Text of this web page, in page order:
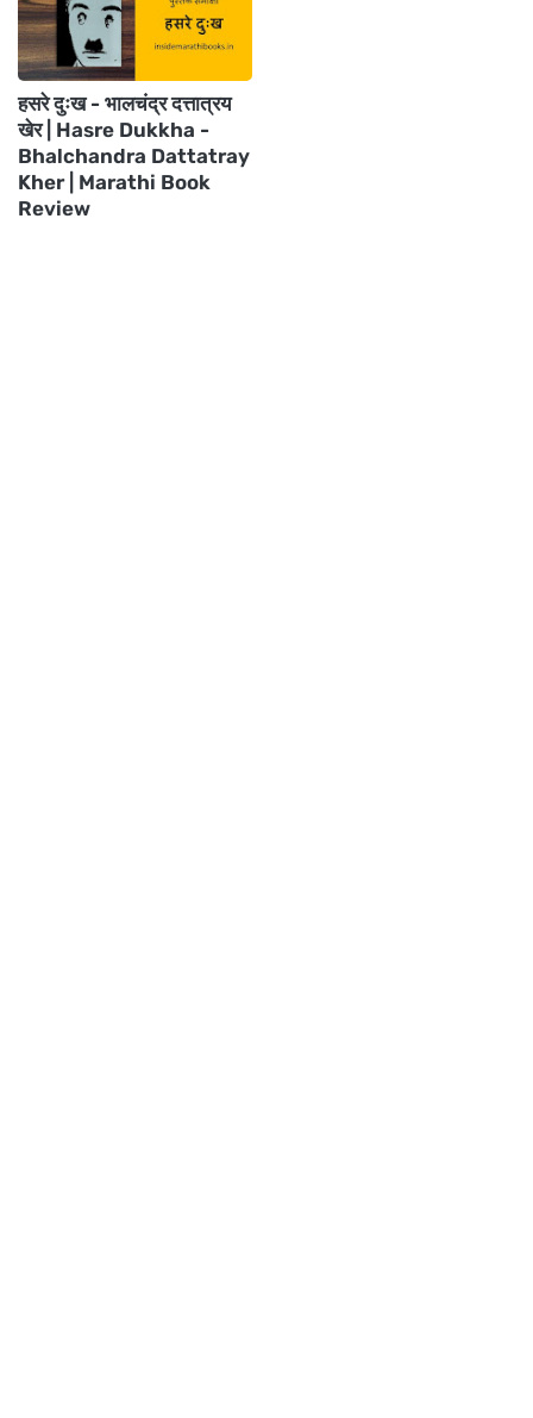
हसरे दुःख - भालचंद्र दत्तात्रय
खेर | Hasre Dukkha -
Bhalchandra Dattatray
Kher | Marathi Book
Review